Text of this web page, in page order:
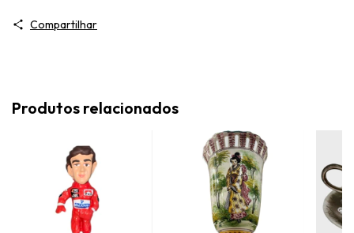
Compartilhar
Produtos relacionados